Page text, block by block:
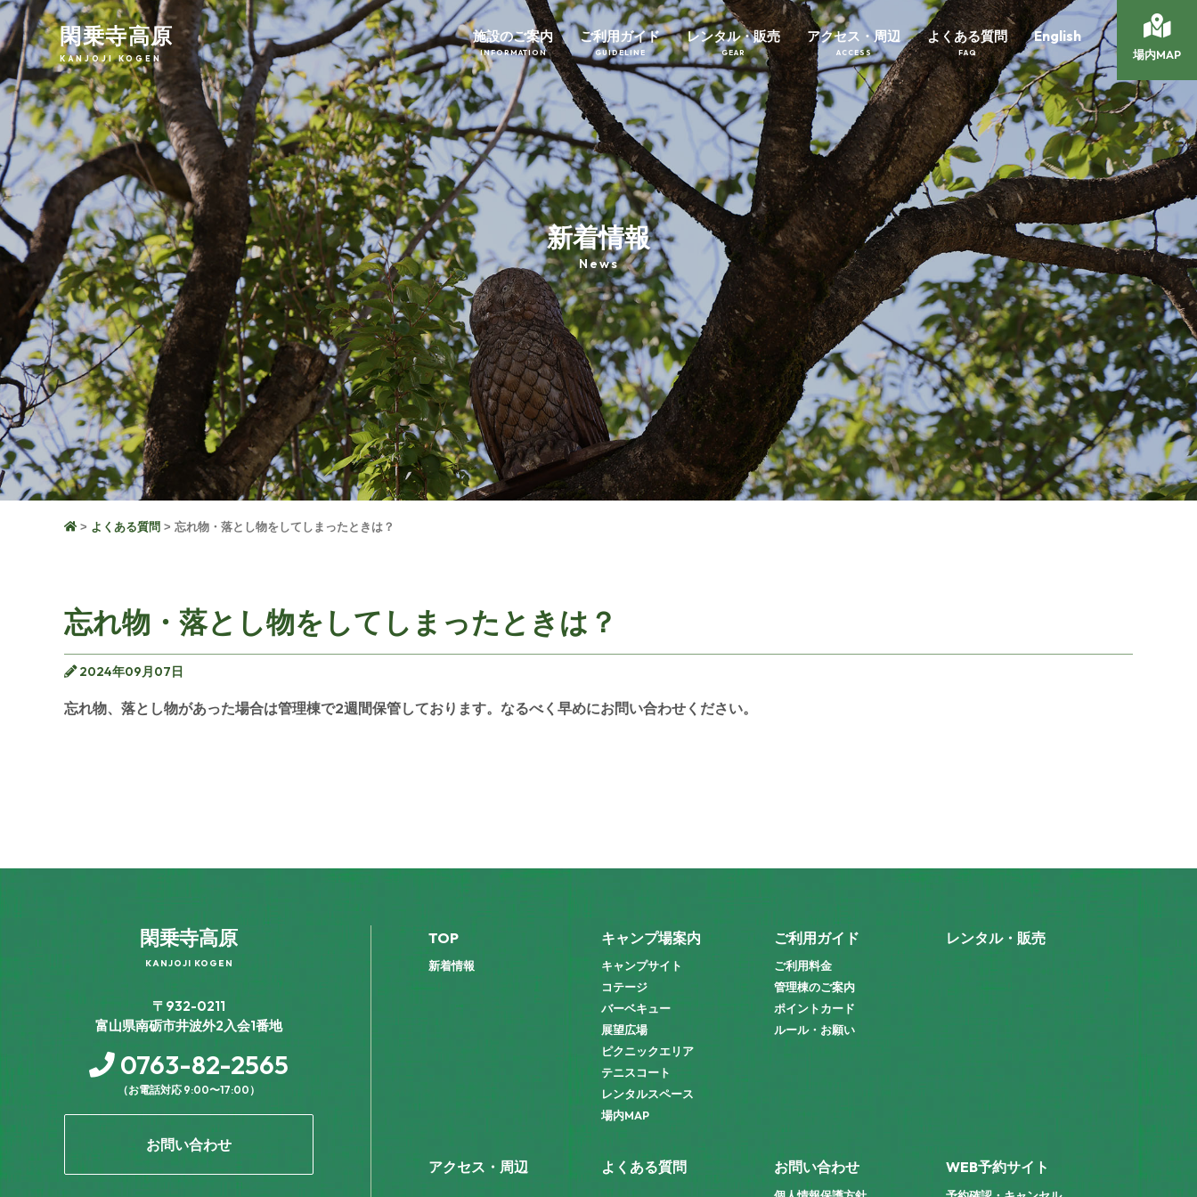
閑乗寺高原
KANJOJI KOGEN
施設のご案内
INFORMATION
ご利用ガイド
GUIDELINE
レンタル・販売
GEAR
アクセス・周辺
ACCESS
よくある質問
FAQ
English
新着情報
News
よくある質問 忘れ物・落とし物をしてしまったときは？
忘れ物・落とし物をしてしまったときは？
2024年09月07日
忘れ物、落とし物があった場合は管理棟で2週間保管しております。なるべく早めにお問い合わせください。
閑乗寺高原
KANJOJI KOGEN
〒932-0211
富山県南砺市井波外2入会1番地
0763-82-2565
（お電話対応 9:00〜17:00）
お問い合わせ
TOP
新着情報
キャンプ場案内
キャンプサイト
コテージ
バーベキュー
展望広場
ピクニックエリア
テニスコート
レンタルスペース
場内MAP
ご利用ガイド
ご利用料金
管理棟のご案内
ポイントカード
ルール・お願い
レンタル・販売
アクセス・周辺 よくある質問 お問い合わせ WEB予約サイト
場内MAP